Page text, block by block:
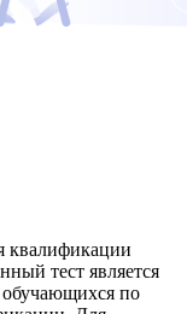
квалификации
тест является
обучающихся по